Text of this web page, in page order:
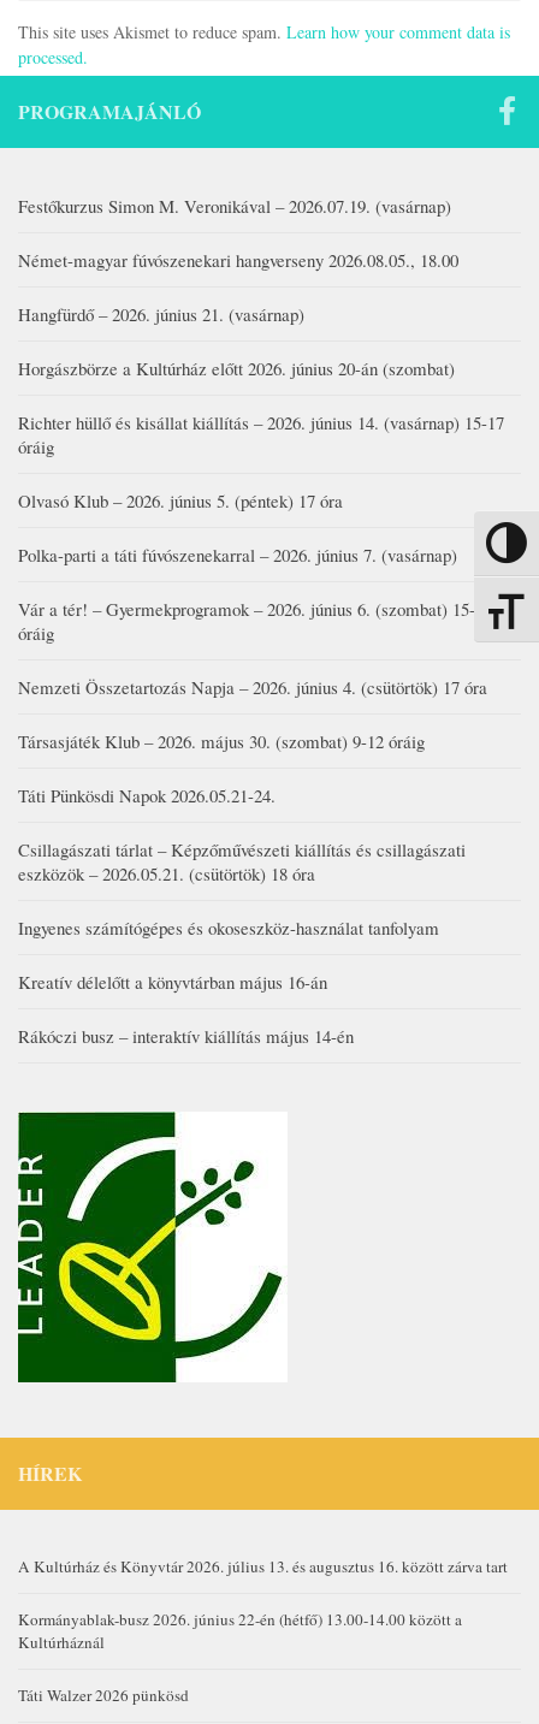
Nagy
This site uses Akismet to reduce spam. Learn how your comment data is
processed.
PROGRAMAJÁNLÓ
Festőkurzus Simon M. Veronikával – 2026.07.19. (vasárnap)
Német-magyar fúvószenekari hangverseny 2026.08.05., 18.00
Hangfürdő – 2026. június 21. (vasárnap)
Horgászbörze a Kultúrház előtt 2026. június 20-án (szombat)
Richter hüllő és kisállat kiállítás – 2026. június 14. (vasárnap) 15-17
óráig
Olvasó Klub – 2026. június 5. (péntek) 17 óra
Polka-parti a táti fúvószenekarral – 2026. június 7. (vasárnap)
Vár a tér! – Gyermekprogramok – 2026. június 6. (szombat) 15-19
óráig
Nemzeti Összetartozás Napja – 2026. június 4. (csütörtök) 17 óra
Társasjáték Klub – 2026. május 30. (szombat) 9-12 óráig
Táti Pünkösdi Napok 2026.05.21-24.
Csillagászati tárlat – Képzőművészeti kiállítás és csillagászati
eszközök – 2026.05.21. (csütörtök) 18 óra
Ingyenes számítógépes és okoseszköz-használat tanfolyam
Kreatív délelőtt a könyvtárban május 16-án
Rákóczi busz – interaktív kiállítás május 14-én
HÍREK
A Kultúrház és Könyvtár 2026. július 13. és augusztus 16. között zárva tart
Kormányablak-busz 2026. június 22-én (hétfő) 13.00-14.00 között a
Kultúrháznál
Táti Walzer 2026 pünkösd